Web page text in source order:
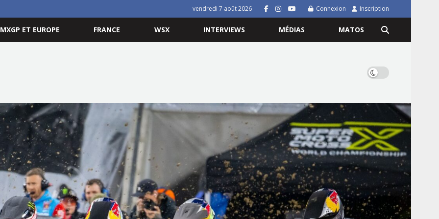
vendredi 7 août 2026 Connexion Inscription
MXGP ET EUROPE FRANCE WSX INTERVIEWS MÉDIAS MATOS